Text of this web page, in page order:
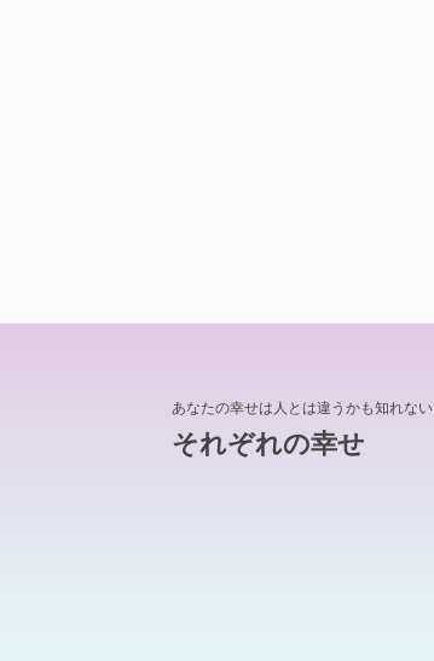
あなたの幸せは人とは違うかも知れない
それぞれの幸せ